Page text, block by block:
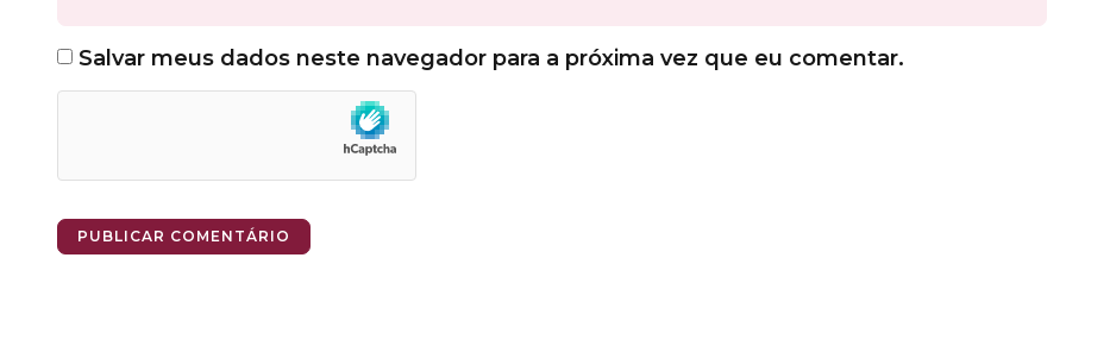
Salvar meus dados neste navegador para a próxima vez que eu comentar.